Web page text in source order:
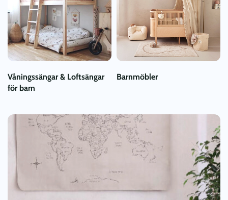
Våningssängar & Loftsängar
för barn
Barnmöbler